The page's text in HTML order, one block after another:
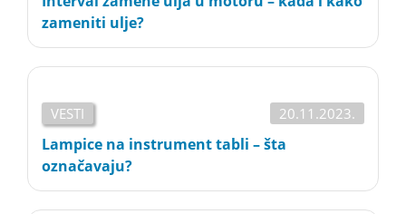
zameniti ulje?
VESTI 20.11.2023.
Lampice na instrument tabli – šta
označavaju?